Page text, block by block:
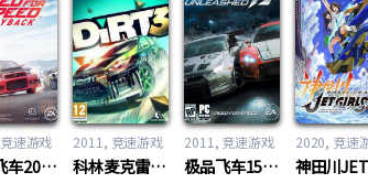
竞速游戏
极品飞车20：复仇（Need For Speed 20: Payback）
2011 竞速游戏
科林麦克雷拉力赛之尘埃3（Colin McRae DiRT 3）
2011 竞速游戏
极品飞车15：变速2（Need for Speed 15： Shift 2）
2020 竞速